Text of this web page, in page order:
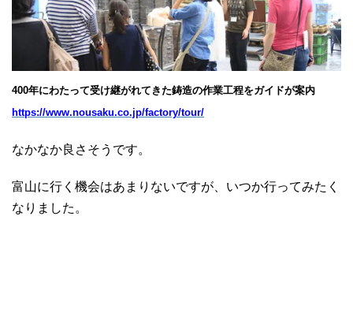
400年にわたって受け継がれてきた鋳造の作業工程をガイドが案内
https://www.nousaku.co.jp/factory/tour/
なかなか良さそうです。
富山に行く機会はあまりないですが、いつか行ってみたく
なりました。